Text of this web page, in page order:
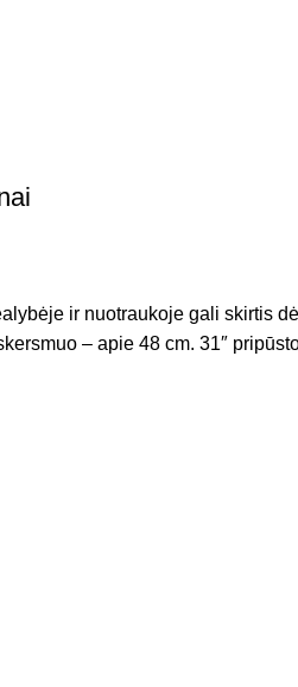
ir nuotraukoje gali skirtis
– apie 48 cm. 31″